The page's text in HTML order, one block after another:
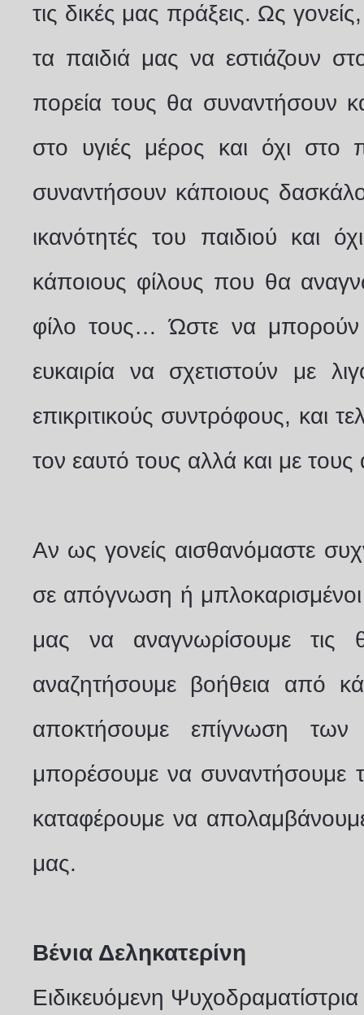
τις δικές μας πράξεις. Ως
τα παιδιά μας να εστιάζουν
πορεία τους θα συναντήσουν
στο υγιές μέρος και όχι στο
συναντήσουν κάποιους
ικανότητές του παιδιού και
κάποιους φίλους που θα
φίλο τους… Ώστε να μπορούν
ευκαιρία να σχετιστούν με
επικριτικούς συντρόφους, και
τον εαυτό τους αλλά και με τους
Αν ως γονείς αισθανόμαστε
σε απόγνωση ή
μας να αναγνωρίσουμε τις
αναζητήσουμε βοήθεια από
αποκτήσουμε επίγνωση
μπορέσουμε να συναντήσουμε
καταφέρουμε να
μας.
Βένια Δεληκατερίνη
Ειδικευόμενη Ψυχοδραματίστρια